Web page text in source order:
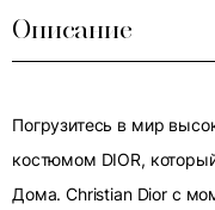
Описание
Погрузитесь в мир
костюмом DIOR,
Дома. Christian Dior с